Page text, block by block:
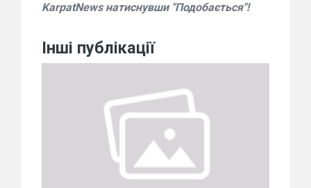
KarpatNews натиснувши "Подобається"!
Інші публікації